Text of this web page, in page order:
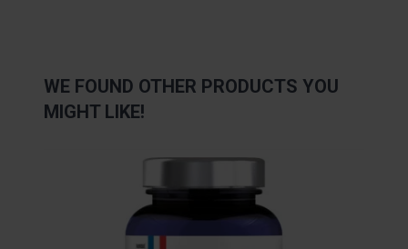
WE FOUND OTHER PRODUCTS YOU
MIGHT LIKE!
Navigating through the elements of the carousel is
Press to skip carousel
Press to go to carousel navigation